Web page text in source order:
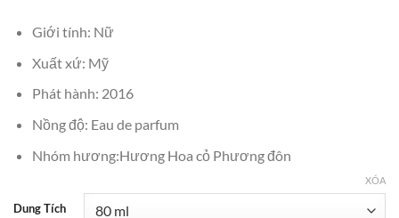
Giới tính: Nữ
Xuất xứ: Mỹ
Phát hành: 2016
Nồng độ: Eau de parfum
Nhóm hương:Hương Hoa cỏ Phương đôn
Dung Tích
XÓA